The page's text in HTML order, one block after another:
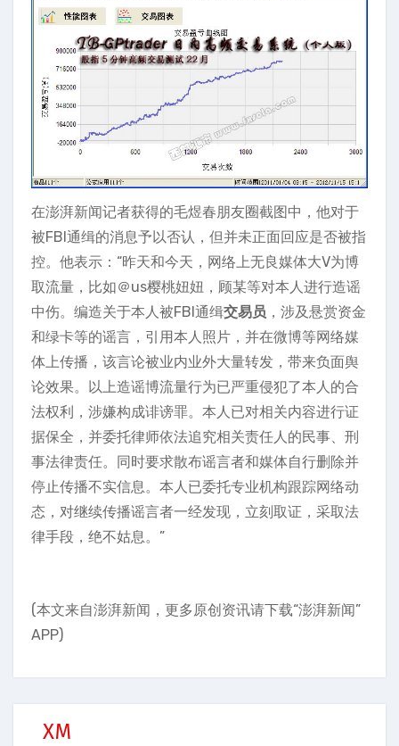
在澎湃新闻记者获得的毛煜春朋友圈截图中，他对于
被FBI通缉的消息予以否认，但并未正面回应是否被指
控。他表示：“昨天和今天，网络上无良媒体大V为博
取流量，比如＠us樱桃妞妞，顾某等对本人进行造谣
中伤。编造关于本人被FBI通缉交易员 ，涉及悬赏资金
和绿卡等的谣言，引用本人照片，并在微博等网络媒
体上传播，该言论被业内业外大量转发，带来负面舆
论效果。以上造谣博流量行为已严重侵犯了本人的合
法权利，涉嫌构成诽谤罪。本人已对相关内容进行证
据保全，并委托律师依法追究相关责任人的民事、刑
事法律责任。同时要求散布谣言者和媒体自行删除并
停止传播不实信息。本人已委托专业机构跟踪网络动
态，对继续传播谣言者一经发现，立刻取证，采取法
律手段，绝不姑息。”
(本文来自澎湃新闻，更多原创资讯请下载“澎湃新闻”
APP)
XM